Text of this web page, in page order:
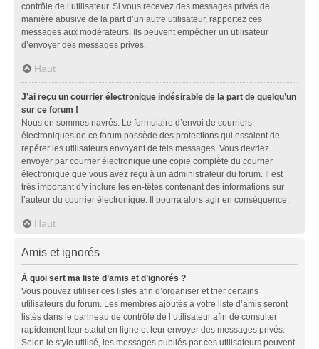
contrôle de l’utilisateur. Si vous recevez des messages privés de
manière abusive de la part d’un autre utilisateur, rapportez ces
messages aux modérateurs. Ils peuvent empêcher un utilisateur
d’envoyer des messages privés.
Haut
J’ai reçu un courrier électronique indésirable de la part de quelqu’un
sur ce forum !
Nous en sommes navrés. Le formulaire d’envoi de courriers
électroniques de ce forum possède des protections qui essaient de
repérer les utilisateurs envoyant de tels messages. Vous devriez
envoyer par courrier électronique une copie complète du courrier
électronique que vous avez reçu à un administrateur du forum. Il est
très important d’y inclure les en-têtes contenant des informations sur
l’auteur du courrier électronique. Il pourra alors agir en conséquence.
Haut
Amis et ignorés
À quoi sert ma liste d’amis et d’ignorés ?
Vous pouvez utiliser ces listes afin d’organiser et trier certains
utilisateurs du forum. Les membres ajoutés à votre liste d’amis seront
listés dans le panneau de contrôle de l’utilisateur afin de consulter
rapidement leur statut en ligne et leur envoyer des messages privés.
Selon le style utilisé, les messages publiés par ces utilisateurs peuvent